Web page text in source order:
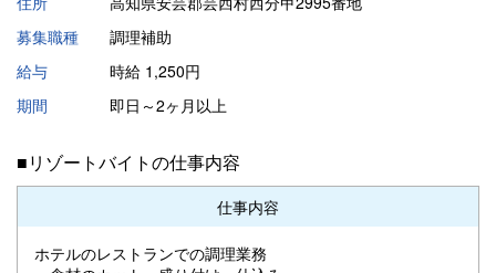
募集職種
調理補助
給与
時給 1,250円
期間
即日～2ヶ月以上
■リゾートバイトの仕事内容
仕事内容
ホテルのレストランでの調理業務